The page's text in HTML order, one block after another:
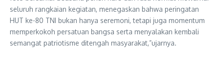
seluruh rangkaian kegiatan, menegaskan bahwa peringatan
HUT ke-80 TNI bukan hanya seremoni, tetapi juga momentum
memperkokoh persatuan bangsa serta menyalakan kembali
semangat patriotisme ditengah masyarakat,”ujarnya.